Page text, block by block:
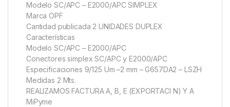
Modelo SC/APC – E2000/APC SIMPLEX
Marca OPF
Cantidad publicada 2 UNIDADES DUPLEX
Características
Modelo SC/APC – E2000/APC
Conectores simplex SC/APC y E2000/APC
Especificaciones 9/125 Um –2 mm – G657DA2 – LSZH
Medidas 2 Mts.
REALIZAMOS FACTURA A, B, E (EXPORTACI N) Y A
MiPyme